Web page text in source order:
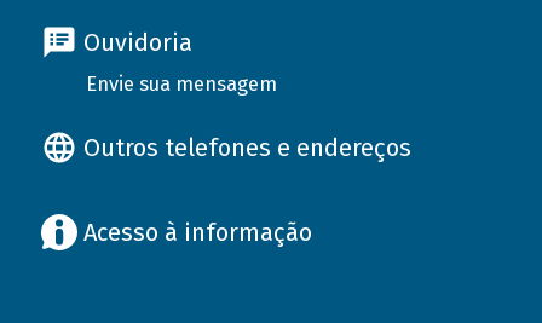
Ouvidoria
Envie sua mensagem
Outros telefones e endereços
Acesso à informação